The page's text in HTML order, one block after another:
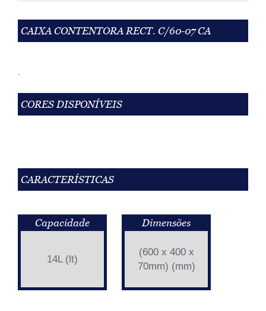
CAIXA CONTENTORA RECT. C/60-07 CA
.
CORES DISPONÍVEIS
CARACTERÍSTICAS
Capacidade
14L (lt)
Dimensões
(600 x 400 x
70mm) (mm)